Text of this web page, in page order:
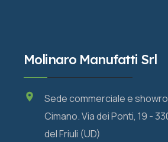
Molinaro Manufatti Srl
Sede commerciale e
Cimano. Via dei Ponti, 19 -
del Friuli (UD)